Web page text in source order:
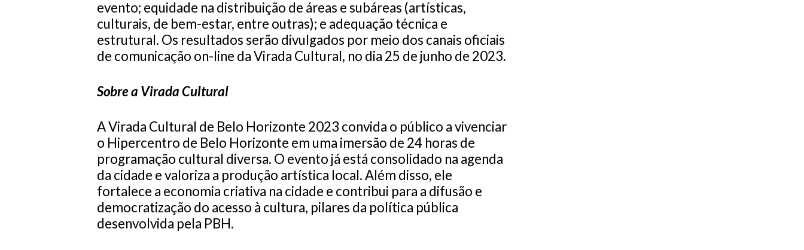
evento; equidade na distribuição de áreas e subáreas (artísticas,
culturais, de bem-estar, entre outras); e adequação técnica e
estrutural. Os resultados serão divulgados por meio dos canais oficiais
de comunicação on-line da Virada Cultural, no dia 25 de junho de 2023.
Sobre a Virada Cultural
A Virada Cultural de Belo Horizonte 2023 convida o público a vivenciar
o Hipercentro de Belo Horizonte em uma imersão de 24 horas de
programação cultural diversa. O evento já está consolidado na agenda
da cidade e valoriza a produção artística local. Além disso, ele
fortalece a economia criativa na cidade e contribui para a difusão e
democratização do acesso à cultura, pilares da política pública
desenvolvida pela PBH.